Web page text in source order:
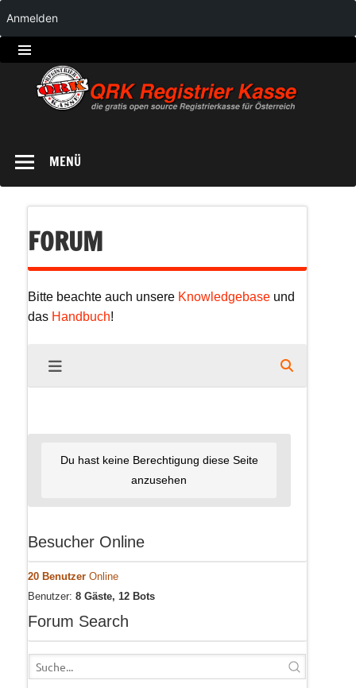
QRK
MENÜ
FORUM
Bitte beachte auch unsere Knowledgebase und
das Handbuch!
Du hast keine Berechtigung diese Seite
anzusehen
Besucher Online
20 Benutzer Online
Benutzer: 8 Gäste, 12 Bots
Forum Search
Anmelden